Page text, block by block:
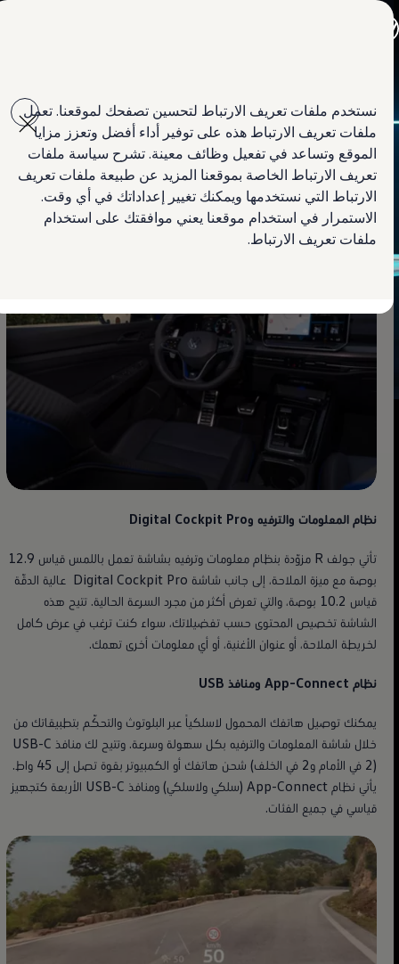
نستخدم ملفات تعريف الارتباط لتحسين تصفحك لموقعنا. تعمل
ملفات تعريف الارتباط هذه على توفير أداء أفضل وتعزز مزايا
الموقع وتساعد في تفعيل وظائف معينة. تشرح سياسة ملفات
تعريف الارتباط الخاصة بموقعنا المزيد عن طبيعة ملفات تعريف
الارتباط التي نستخدمها ويمكنك تغيير إعداداتك في أي وقت.
الاستمرار في استخدام موقعنا يعني موافقتك على استخدام
ملفات تعريف الارتباط.
main
content
footer
الكويت
لبنان
سلطنة عمان
دولة قطر
المملكة العربية السعودية
لماذا فولكس واجن؟
أخبار
ابحث عن وكيل Volkswagen
جولف R الجديدة
أداء أكثر تشويقاً، بسعر جديد لا يُضاهى.
احجز تجربة قيادة
Information
استمتع بالترفيه والقيادة بأمان
نظام المعلومات والترفيه وDigital Cockpit Pro
تأتي جولف R مزوّدة بنظام معلومات وترفيه بشاشة تعمل باللمس قياس 12.9
بوصة مع ميزة الملاحة، إلى جانب شاشة Digital Cockpit Pro عالية الدقّة
قياس 10.2 بوصة، والتي تعرض أكثر من مجرد السرعة الحالية. تتيح هذه
الشاشة تخصيص المحتوى حسب تفضيلاتك، سواء كنت ترغب في عرض كامل
لخريطة الملاحة، أو عنوان الأغنية، أو أي معلومات أخرى تهمك.
نظام App-Connect ومنافذ USB
يمكنك توصيل هاتفك المحمول لاسلكياً عبر البلوتوث والتحكّم بتطبيقاتك من
خلال شاشة المعلومات والترفيه بكل سهولة وسرعة. وتتيح لك منافذ USB-C
يأتي نظام App-Connect (سلكي ولاسلكي) ومنافذ USB-C الأربعة كتجهيز
قياسي في جميع الفئات.